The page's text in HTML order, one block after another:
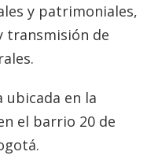
y patrimoniales,
transmisión de
ubicada en la
el barrio 20 de